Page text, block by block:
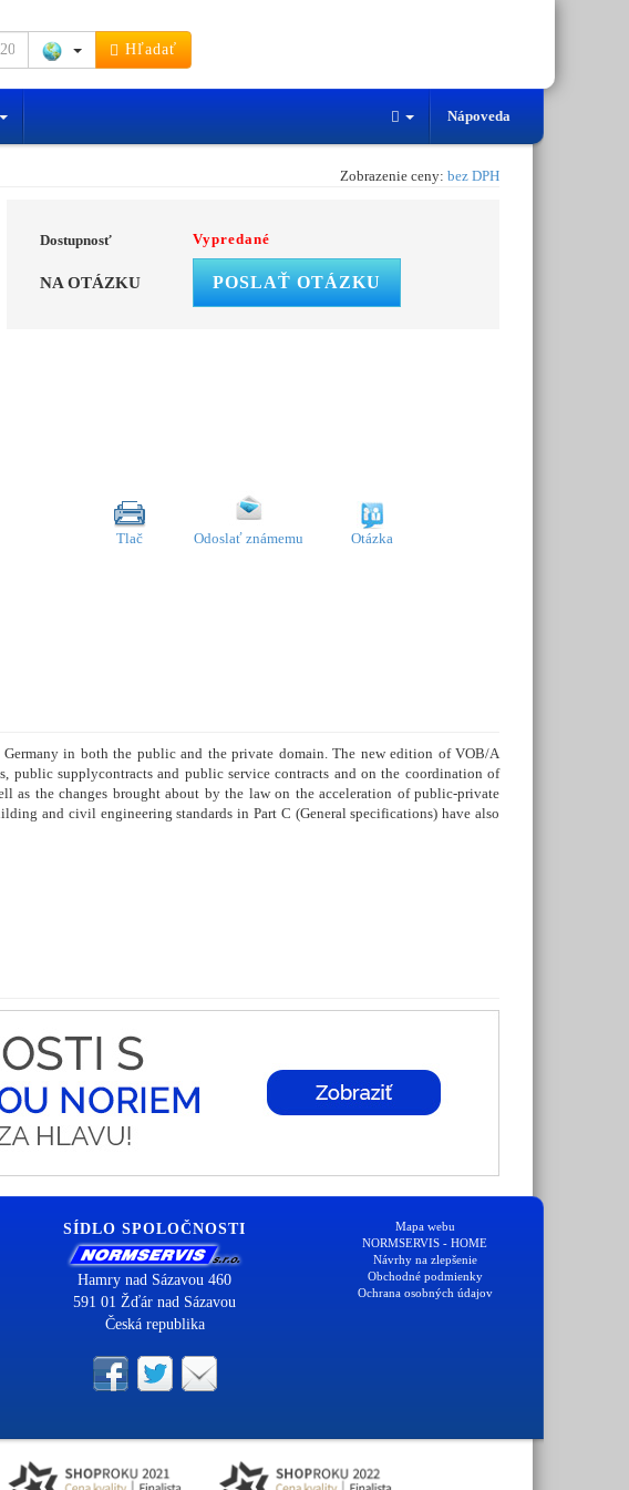
Hľadať
Nápoveda
Zobrazenie ceny: bez DPH
Dostupnosť Vypredané
NA OTÁZKU POSLAŤ OTÁZKU
Tlač Odoslať známemu Otázka
in both the public and the private domain. The new edition of VOB/A
public supplycontracts and public service contracts and on the coordination of
as the changes brought about by the law on the acceleration of public-private
and civil engineering standards in Part C (General specifications) have also
SÍDLO SPOLOČNOSTI
Hamry nad Sázavou 460
591 01 Žďár nad Sázavou
Česká republika
Mapa webu
NORMSERVIS - HOME
Návrhy na zlepšenie
Obchodné podmienky
Ochrana osobných údajov